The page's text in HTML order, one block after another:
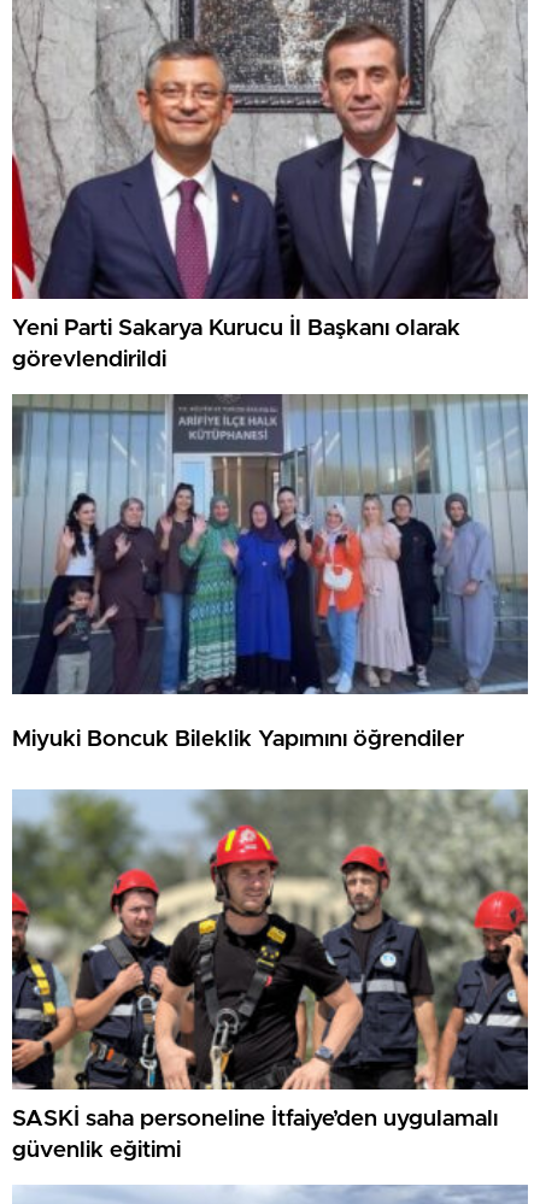
Yeni Parti Sakarya Kurucu İl Başkanı olarak
görevlendirildi
Miyuki Boncuk Bileklik Yapımını öğrendiler
SASKİ saha personeline İtfaiye’den uygulamalı
güvenlik eğitimi